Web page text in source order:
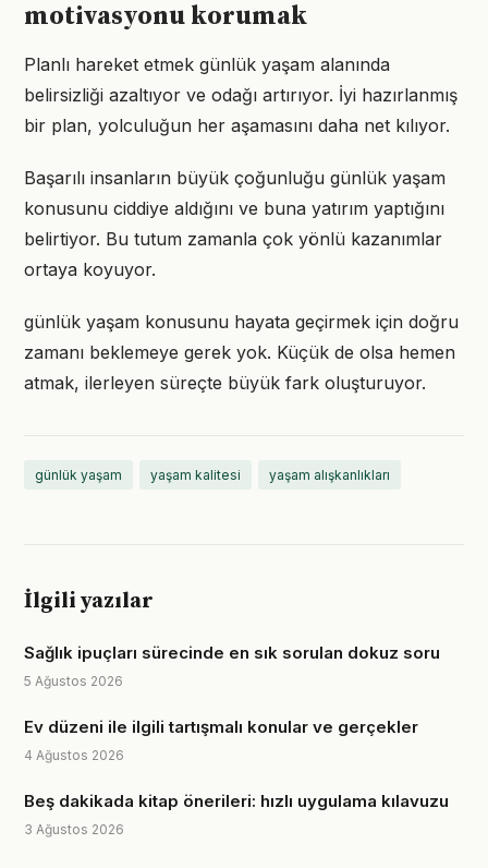
motivasyonu korumak
Planlı hareket etmek günlük yaşam alanında
belirsizliği azaltıyor ve odağı artırıyor. İyi hazırlanmış
bir plan, yolculuğun her aşamasını daha net kılıyor.
Başarılı insanların büyük çoğunluğu günlük yaşam
konusunu ciddiye aldığını ve buna yatırım yaptığını
belirtiyor. Bu tutum zamanla çok yönlü kazanımlar
ortaya koyuyor.
günlük yaşam konusunu hayata geçirmek için doğru
zamanı beklemeye gerek yok. Küçük de olsa hemen
atmak, ilerleyen süreçte büyük fark oluşturuyor.
günlük yaşam yaşam kalitesi yaşam alışkanlıkları
İlgili yazılar
Sağlık ipuçları sürecinde en sık sorulan dokuz soru
5 Ağustos 2026
Ev düzeni ile ilgili tartışmalı konular ve gerçekler
4 Ağustos 2026
Beş dakikada kitap önerileri: hızlı uygulama kılavuzu
3 Ağustos 2026